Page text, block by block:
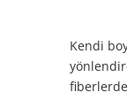
Kendi